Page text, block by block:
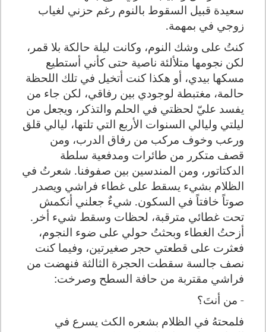
سعيدة قبيل السقوط بالنوم رغم حزني لغياب
زوجي في بمهمة.
كنتُ على وشك النوم، وكانت ليلة حالكة بلا قمر،
لكن نجومها متلألئة ناصية حتى كأني أستطيع
مسكها بيدي، أو هكذا كنت أتخيل في تلك اللحظة
حالمة، مغتبطة لوجودي بين رفاقي، لكن جاء من
يفسد عليّ لحظتي في الحلم والتذكر، ويجعل من
ليلتي وليالي السنوات الأربع التي تلتها، ليالي قلق
ورعب وخوف مركب من رفاق الدرب، ومن
قصف متكرر من طائرات ومدفعية سلطة
الدكتاتور، ومن المندسين بين صفوفنا. شعرتُ في
الظلام بشيء يسقط على غطاء فراشي ويصدر
صوتاً خافتاً في السكون. شيءٌ جعلني أنكمش
تحت غطائي مترقبة، لحظات وسقط شيء أخر.
أزحتُ الغطاء وبحثتُ حولي على ضوء النجوم،
فعثرت على قطعتي حجر صغيرتين، وفيما كنت
نصف جالسة سقطت الحجرة الثالثة فنهضت من
فراشي مقتربة من حافة السطح وصرخت:
- من أنتَ؟
فلمحتهُ في الظلام بشعره الكث يسرع في